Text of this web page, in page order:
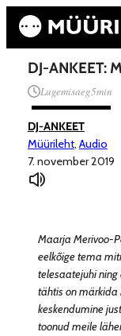
DJ-ANKEET:
Lugemisaeg5min
DJ-ANKEET
Müürileht, Audio
7. november 2019
Maarja Merivoo-
eelkõige tema
telesaatejuhi
tähtis on
keskendumine
toonud meile